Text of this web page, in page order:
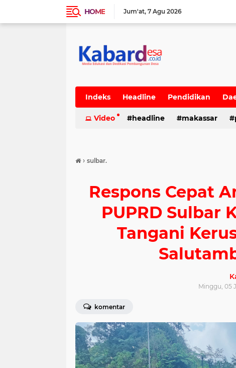
HOME Jum'at 7 Agu 2026
Indeks Headline Pendidikan
Video headline makassar
› sulbar.
Respons Cepat
PUPRD Sulbar
Tangani
Minggu, 05
komentar